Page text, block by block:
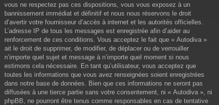
vous ne respectez pas ces dispositions, vous vous exposez à un
bannissement immédiat et définitif et nous nous réservons le droit
d’avertir votre fournisseur d’accès à internet et les autorités officielles.
L’adresse IP de tous les messages est enregistrée afin d’aider au
renforcement de ces conditions. Vous acceptez le fait que « Autodiva »
ait le droit de supprimer, de modifier, de déplacer ou de verrouiller
n’importe quel sujet et message à n’importe quel moment si nous
estimons cela nécessaire. En tant qu’utilisateur, vous acceptez que
toutes les informations que vous avez renseignées soient enregistrées
dans notre base de données. Bien que ces informations ne seront pas
diffusées à une tierce partie sans votre consentement, ni « Autodiva », ni
phpBB, ne pourront être tenus comme responsables en cas de tentative